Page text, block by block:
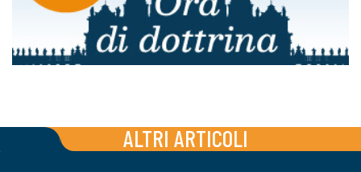
ALTRI ARTICOLI